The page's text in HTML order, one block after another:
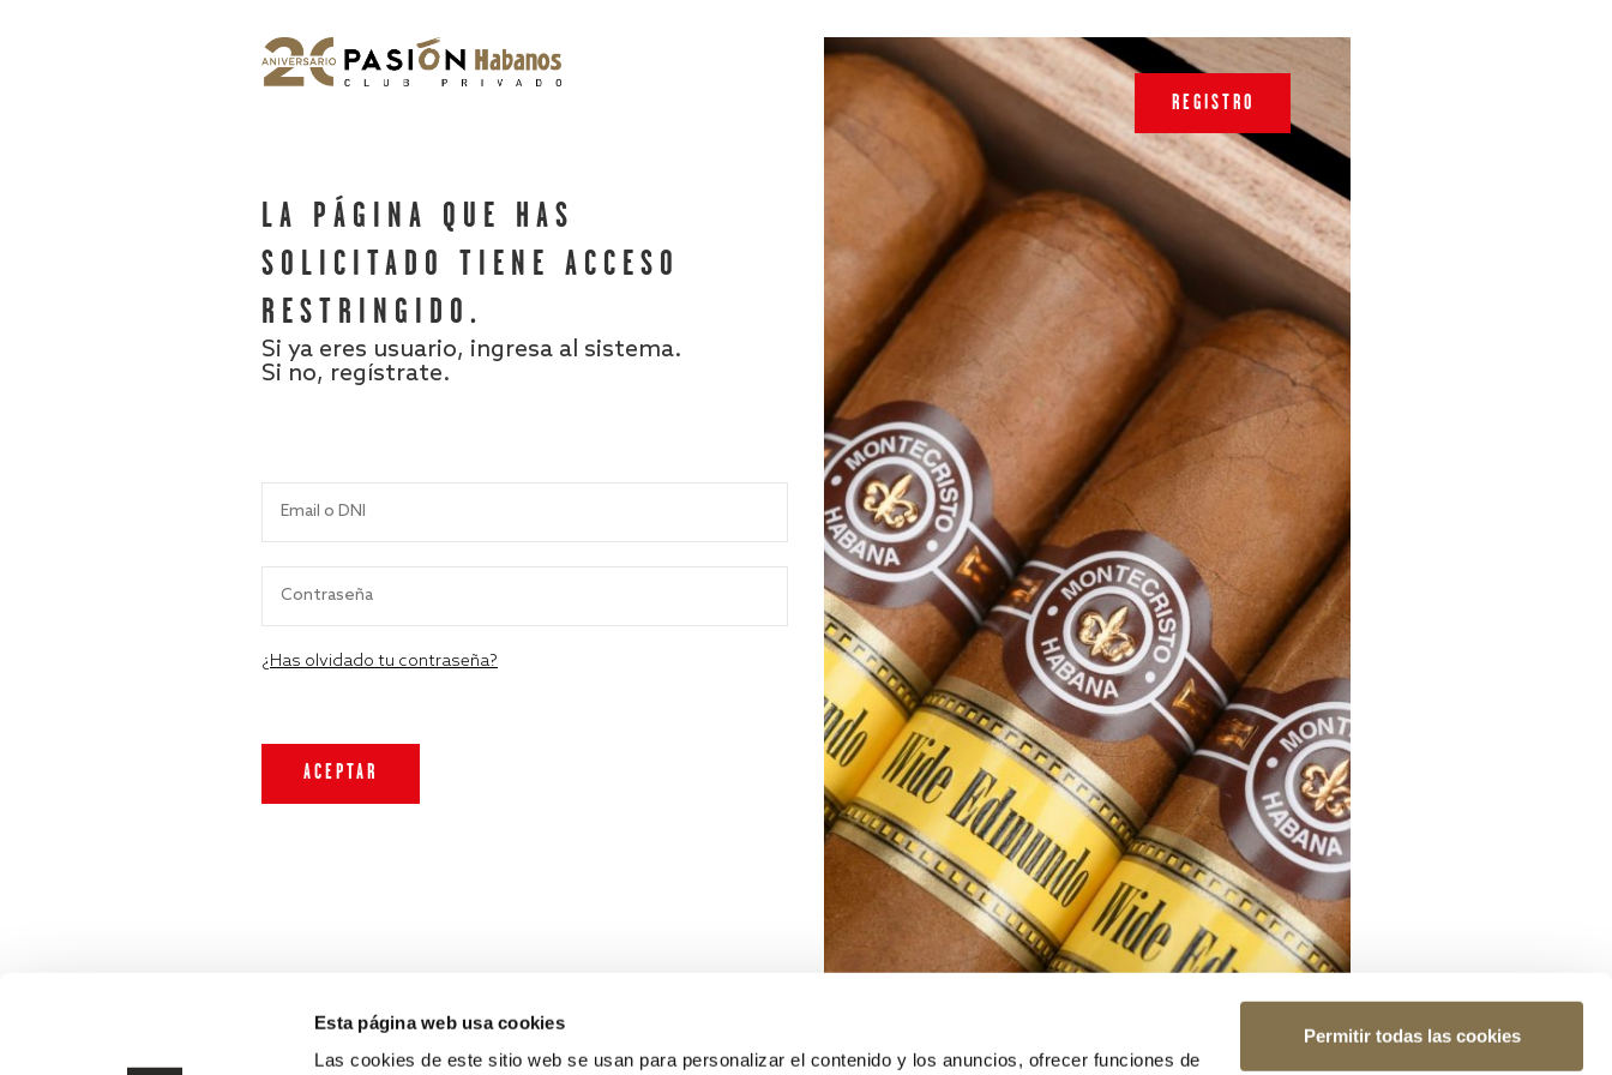
Esta página web usa cookies
Las cookies de este sitio web se usan para personalizar el contenido y los anuncios, ofrecer funciones de
Permitir todas las cookies
LA PÁGINA QUE HAS
SOLICITADO TIENE ACCESO
RESTRINGIDO.
Si ya eres usuario, ingresa al sistema.
Si no, regístrate.
¿Has olvidado tu contraseña?
REGISTRO